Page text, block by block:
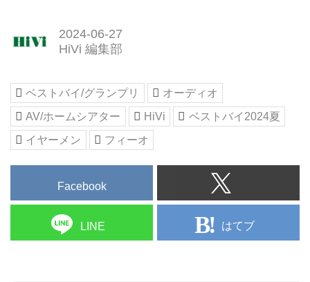
2024-06-27
HiVi 編集部
ベストバイ/グランプリ
オーディオ
AV/ホームシアター
HiVi
ベストバイ2024夏
イヤーメン
フィーオ
Facebook
LINE はてブ